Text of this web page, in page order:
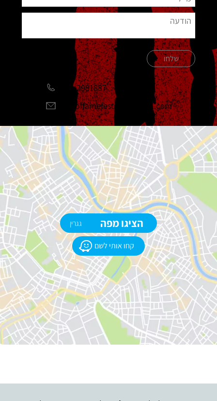
שלחו
051-2981887
halloffamefestival@gmail.com
קחו אותי לשם
הציגו מפה גגרין